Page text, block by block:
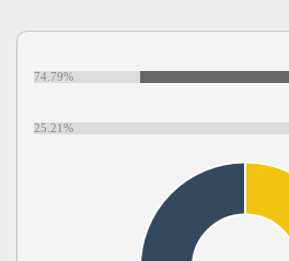
74.79%
25.21%